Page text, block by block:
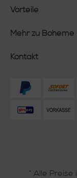
Vorteile
Mehr zu Boheme
Kontakt
* Alle Preise